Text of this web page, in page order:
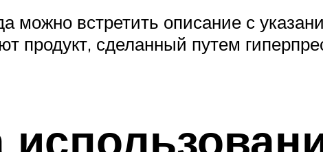
можно встретить описание с
продукт, сделанный путем